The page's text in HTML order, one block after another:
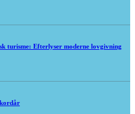
turisme: Efterlyser moderne lovgivning